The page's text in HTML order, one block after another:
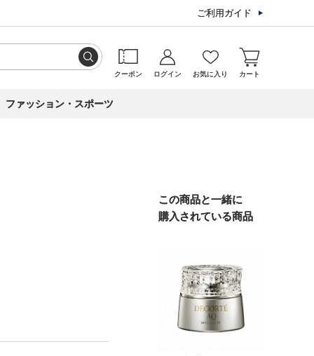
ご利用ガイド
クーポン ログイン お気に入り カート
ファッション・スポーツ
この商品と一緒に
購入されている商品